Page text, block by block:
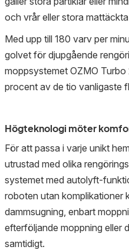
och vrår eller stora
Med upp till 180 varv per
golvet för djupgående
moppsystemet OZMO
procent av de tio vanligaste
Högteknologi möter
För att passa i varje unikt
utrustad med olika
systemet med autolyft-
roboten utan komplikationer
dammsugning, enbart
efterföljande moppning eller
samtidigt.